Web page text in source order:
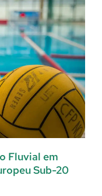
Fluvial em
Sub-20